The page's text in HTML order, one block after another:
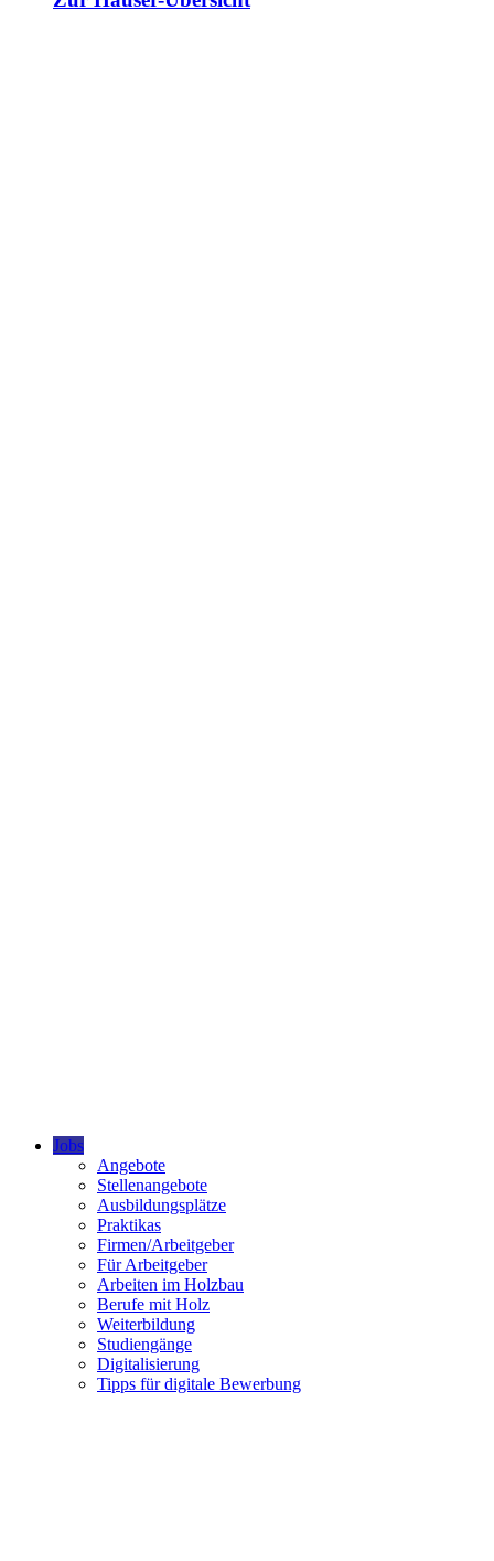
Jobs
Angebote
Stellenangebote
Ausbildungsplätze
Praktikas
Firmen/Arbeitgeber
Für Arbeitgeber
Arbeiten im Holzbau
Berufe mit Holz
Weiterbildung
Studiengänge
Digitalisierung
Tipps für digitale Bewerbung